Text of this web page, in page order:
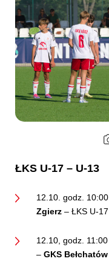
ŁKS U-17 – U-13
12.10. godz. 10:00
Zgierz – ŁKS U-17
12.10, godz. 11:00
– GKS Bełchatów